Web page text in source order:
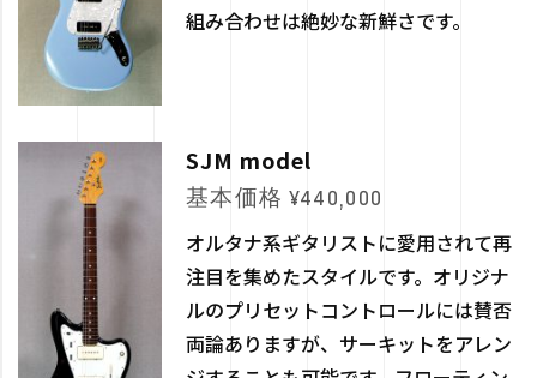
組み合わせは絶妙な新鮮さです。
SJM model
基本価格 ¥440,000
オルタナ系ギタリストに愛用されて再
注目を集めたスタイルです。オリジナ
ルのプリセットコントロールには賛否
両論ありますが、サーキットをアレン